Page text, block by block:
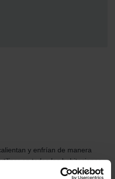
y enfrían de manera
en todas las habitaciones
al sistema modular flexible.